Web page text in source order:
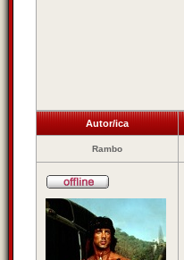
Autor/ica
Rambo